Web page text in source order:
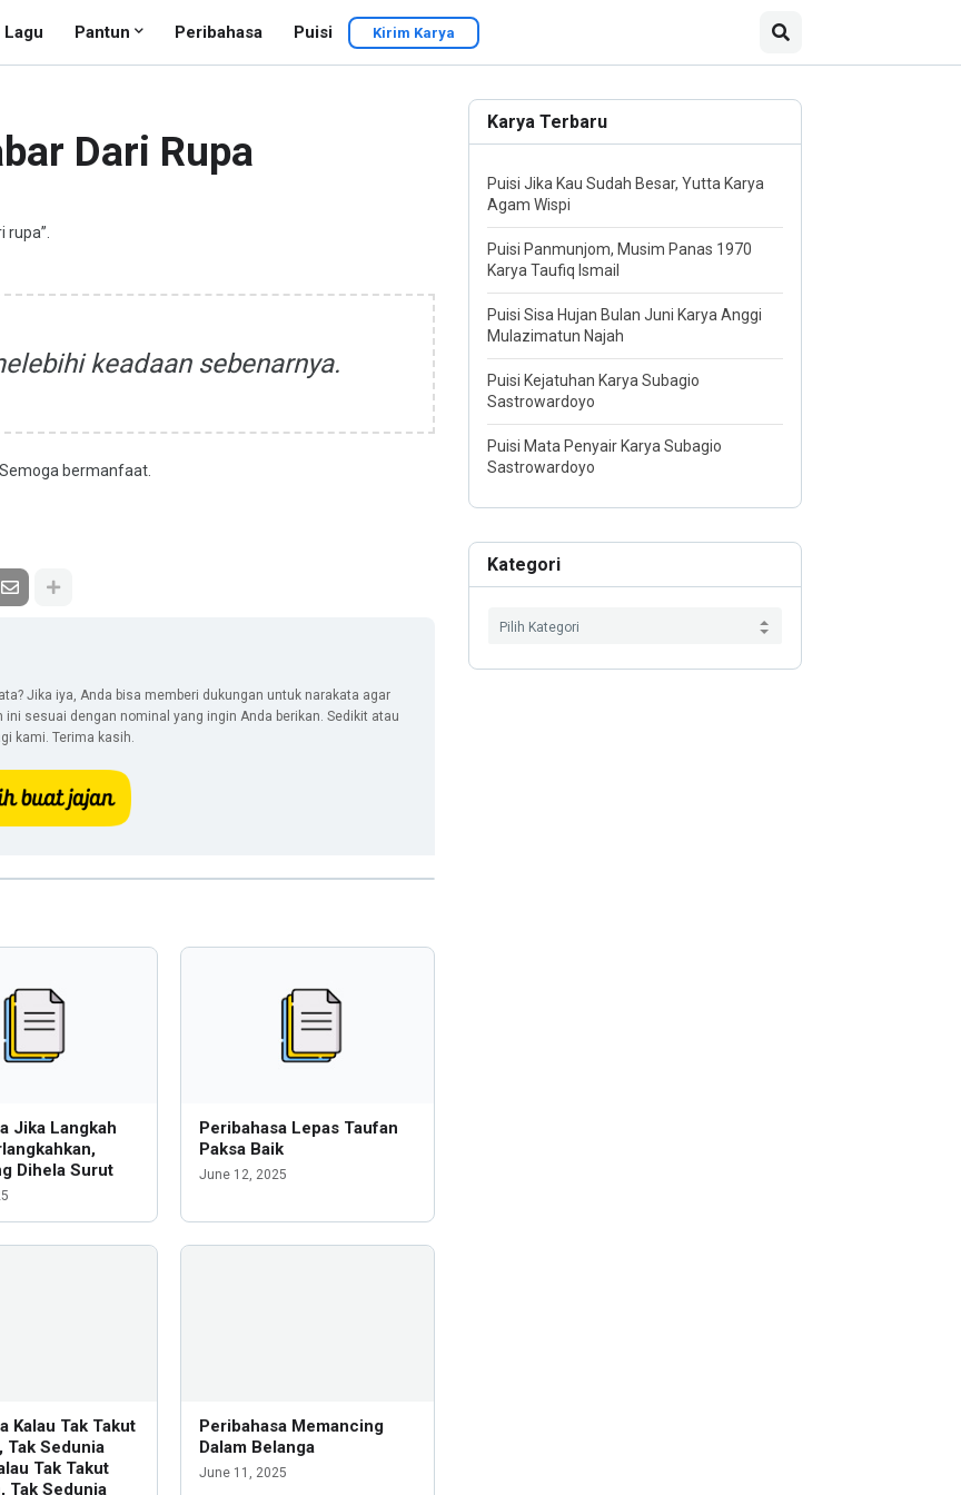
Lagu Pantun Peribahasa Puisi Kirim Karya
Dari Rupa
keadaan sebenarnya.
bermanfaat.
Jika iya, Anda bisa memberi dukungan untuk narakata agar
sesuai dengan nominal yang ingin Anda berikan. Sedikit atau
kami. Terima kasih.
Jika Langkah
Dihela Surut
Peribahasa Lepas Taufan
Paksa Baik
June 12, 2025
Kalau Tak Takut
Tak Sedunia
Tak Takut
Tak Sedunia
Peribahasa Memancing
Dalam Belanga
June 11, 2025
Karya Terbaru
Puisi Jika Kau Sudah Besar, Yutta Karya
Agam Wispi
Puisi Panmunjom, Musim Panas 1970
Karya Taufiq Ismail
Puisi Sisa Hujan Bulan Juni Karya Anggi
Mulazimatun Najah
Puisi Kejatuhan Karya Subagio
Sastrowardoyo
Puisi Mata Penyair Karya Subagio
Sastrowardoyo
Kategori